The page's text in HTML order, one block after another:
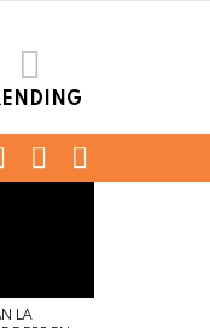
FOLLOWSEARCH
LA